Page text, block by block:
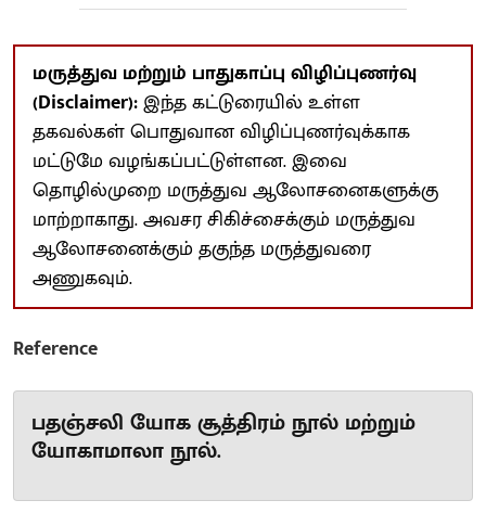
மருத்துவ மற்றும் பாதுகாப்பு விழிப்புணர்வு
(Disclaimer):இந்த கட்டுரையில் உள்ள
தகவல்கள் பொதுவான விழிப்புணர்வுக்காக
மட்டுமே வழங்கப்பட்டுள்ளன. இவை
தொழில்முறை மருத்துவ ஆலோசனைகளுக்கு
மாற்றாகாது. அவசர சிகிச்சைக்கும் மருத்துவ
ஆலோசனைக்கும் தகுந்த மருத்துவரை
அணுகவும்.
Reference
பதஞ்சலி யோக சூத்திரம் நூல் மற்றும்
யோகாமாலா நூல்.